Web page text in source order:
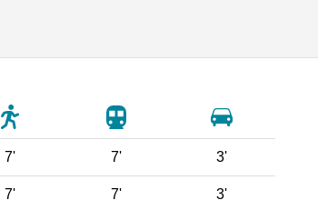
7' 7' 3'
7' 7' 3'